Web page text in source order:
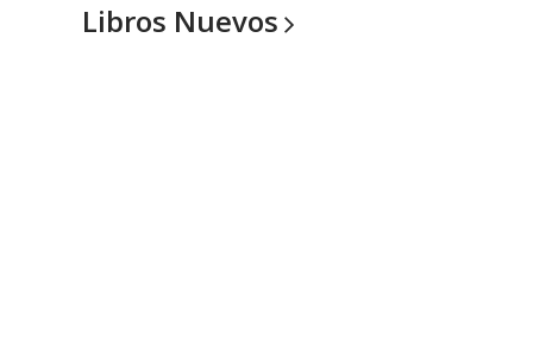
Libros Nuevos